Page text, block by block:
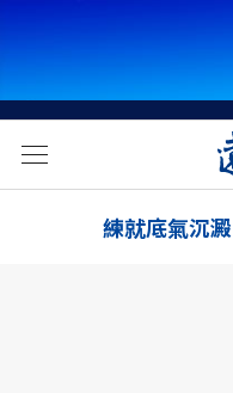
練就底氣沉澱